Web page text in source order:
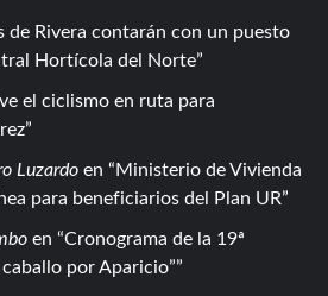
de Rivera contarán con un puesto
Hortícola del Norte
el ciclismo en ruta para
Luzardo en
Ministerio de Vivienda
para beneficiarios del Plan UR
en
Cronograma de la 19ª
por Aparicio”